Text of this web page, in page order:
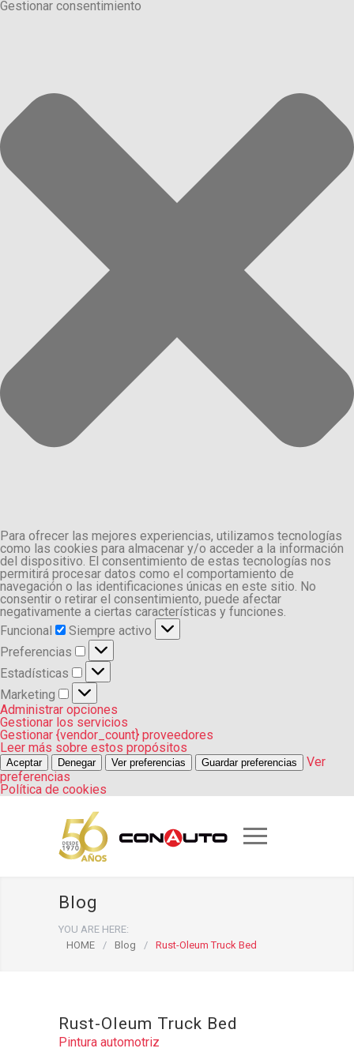
Gestionar consentimiento
Para ofrecer las mejores experiencias, utilizamos tecnologías
como las cookies para almacenar y/o acceder a la información
del dispositivo. El consentimiento de estas tecnologías nos
permitirá procesar datos como el comportamiento de
navegación o las identificaciones únicas en este sitio. No
consentir o retirar el consentimiento, puede afectar
negativamente a ciertas características y funciones.
Funcional
Funcional
Siempre activo
Preferencias
Preferencias
Estadísticas
Estadísticas
Marketing
Marketing
Administrar opciones
Gestionar los servicios
Gestionar {vendor_count} proveedores
Leer más sobre estos propósitos
Aceptar Denegar Ver preferencias Guardar preferencias
Ver
preferencias
Política de cookies
Blog
YOU ARE HERE:
HOME
/ Blog / Rust-Oleum Truck Bed
Rust-Oleum Truck Bed
Pintura automotriz